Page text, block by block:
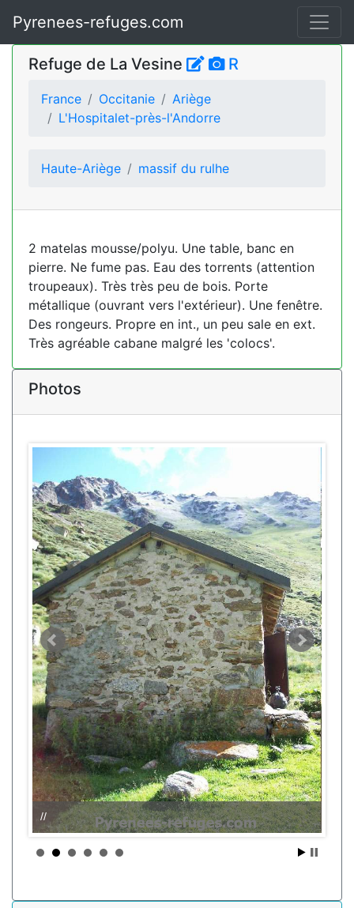
Pyrenees-refuges.com
Refuge de La Vesine R
France Occitanie
Ariège
L'Hospitalet-près-l'Andorre
Haute-Ariège massif du rulhe
2 matelas mousse/polyu. Une table, banc en
pierre. Ne fume pas. Eau des torrents (attention
troupeaux). Très très peu de bois. Porte
métallique (ouvrant vers l'extérieur). Une fenêtre.
Des rongeurs. Propre en int., un peu sale en ext.
Très agréable cabane malgré les 'colocs'.
Photos
//